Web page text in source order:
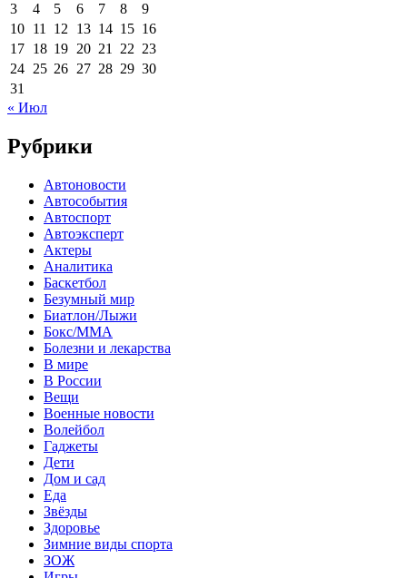
3
4 5 6 7 8
9
10 11 12 13 14 15 16
17 18 19 20 21 22 23
24 25 26 27 28 29 30
31
« Июл
Рубрики
Автоновости
Автособытия
Автоспорт
Автоэксперт
Актеры
Аналитика
Баскетбол
Безумный мир
Биатлон/Лыжи
Бокс/MMA
Болезни и лекарства
В мире
В России
Вещи
Военные новости
Волейбол
Гаджеты
Дети
Дом и сад
Еда
Звёзды
Здоровье
Зимние виды спорта
ЗОЖ